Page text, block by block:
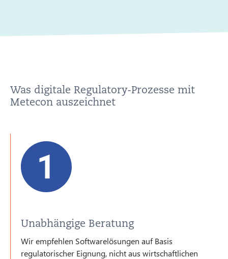
Was digitale Regulatory-Prozesse mit
Metecon auszeichnet
Unabhängige Beratung
Wir empfehlen Softwarelösungen auf Basis
regulatorischer Eignung, nicht aus wirtschaftlichen